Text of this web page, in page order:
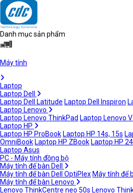
Danh mục sản phẩm
Máy tính
Laptop
Laptop Dell
Laptop Dell Latitude Laptop Dell Inspiron
Laptop Lenovo
Laptop Lenovo ThinkPad Laptop Lenovo
Laptop HP
Laptop HP ProBook Laptop HP 14s, 15s
OmniBook Laptop HP ZBook Laptop HP
Laptop Asus
PC - Máy tính đồng bộ
Máy tính để bàn Dell
Máy tính để bàn Dell OptiPlex Máy tính để
Máy tính để bàn Lenovo
Lenovo ThinkCentre neo 50s Lenovo